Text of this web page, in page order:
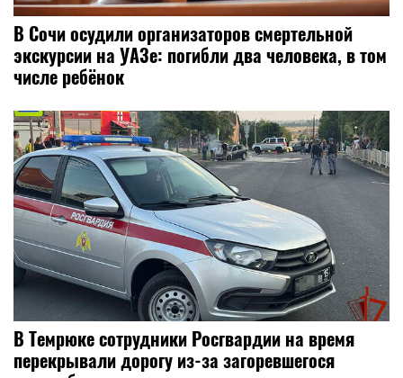
В Сочи осудили организаторов смертельной
экскурсии на УАЗе: погибли два человека, в том
числе ребёнок
В Темрюке сотрудники Росгвардии на время
перекрывали дорогу из-за загоревшегося